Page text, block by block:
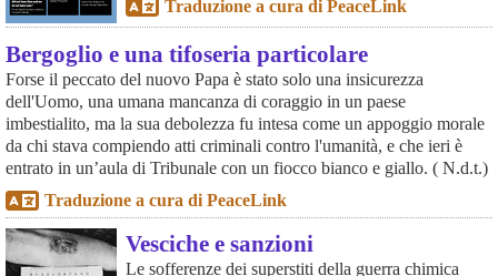
Traduzione a cura di PeaceLink
Bergoglio e una tifoseria particolare
Forse il peccato del nuovo Papa è stato solo una insicurezza
dell'Uomo, una umana mancanza di coraggio in un paese
imbestialito, ma la sua debolezza fu intesa come un appoggio morale
da chi stava compiendo atti criminali contro l'umanità, e che ieri è
entrato in un’aula di Tribunale con un fiocco bianco e giallo. ( N.d.t.)
Traduzione a cura di PeaceLink
Vesciche e sanzioni
Le sofferenze dei superstiti della guerra chimica